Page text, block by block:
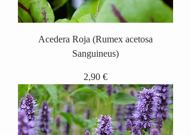
Acedera Roja (Rumex acetosa
Sanguineus)
Precio
2,90 €